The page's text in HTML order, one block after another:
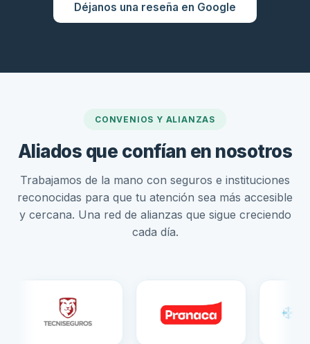
Déjanos una reseña en Google
CONVENIOS Y ALIANZAS
Aliados que confían en nosotros
Trabajamos de la mano con seguros e instituciones
reconocidas para que tu atención sea más accesible
y cercana. Una red de alianzas que sigue creciendo
cada día.